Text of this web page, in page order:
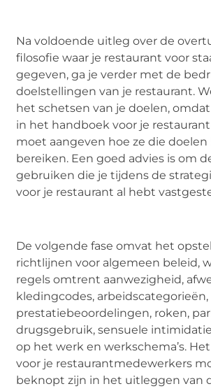
Na voldoende uitleg over de
filosofie waar je restaurant voor
gegeven, ga je verder met de
doelstellingen van je restaurant.
het schetsen van je doelen,
in het handboek voor je
moet aangeven hoe ze die
bereiken. Een goed advies is om
gebruiken die je tijdens de
voor je restaurant al hebt
De volgende fase omvat het
richtlijnen voor algemeen beleid,
regels omtrent aanwezigheid,
kledingcodes, arbeidscategorieën,
prestatiebeoordelingen, roken,
drugsgebruik, sensuele
op het werk en werkschema’s.
voor je restaurantmedewerkers
beknopt zijn in het uitleggen van